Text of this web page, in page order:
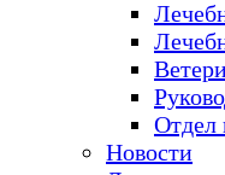
Отдел
Новости